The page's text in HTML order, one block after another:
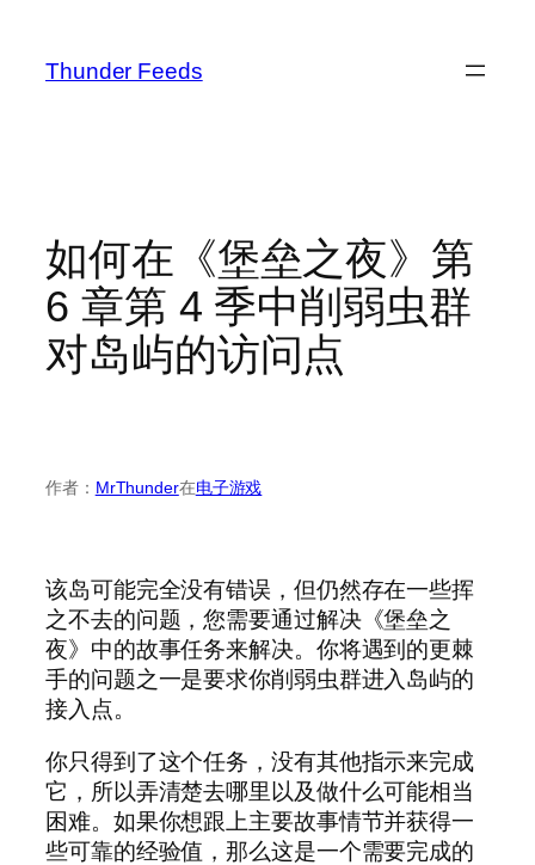
Thunder Feeds
如何在《堡垒之夜》第
6 章第 4 季中削弱虫群
对岛屿的访问点
作者： MrThunder在电子游戏
该岛可能完全没有错误，但仍然存在一些挥
之不去的问题，您需要通过解决《堡垒之
夜》中的故事任务来解决。你将遇到的更棘
手的问题之一是要求你削弱虫群进入岛屿的
接入点。
你只得到了这个任务，没有其他指示来完成
它，所以弄清楚去哪里以及做什么可能相当
困难。如果你想跟上主要故事情节并获得一
些可靠的经验值，那么这是一个需要完成的